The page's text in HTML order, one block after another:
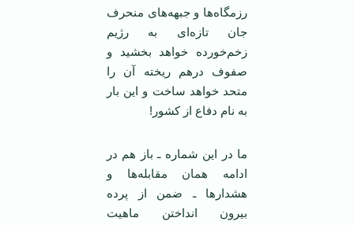
رزمگاه‌ها و جبهه‌های منحرف
جان تازه‌ای به رژيم
زخم‌خورده خواهد بخشيد و
صفوف درهم ريخته آن را
متحد خواهد ساخت و اين بار
به نام دفاع از کشور!
ما در اين شماره ـ باز هم در
ادامه همان مقابله‌ها و
هشدارها ـ ضمن از پرده
‌بيرون انداختن ماهيت